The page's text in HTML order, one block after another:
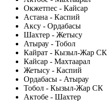
Окжетпес - Кайсар
Астана - Каспий
Аксу - Ордабасы
Шахтер - Жетысу
Атырау - Тобол
Кайрат - Кызыл-Жар СК
Кайсар - Махтаарал
Жетысу - Каспий
Ордабасы - Атырау
Тобол - Кызыл-Жар СК
Актобе - Шахтер